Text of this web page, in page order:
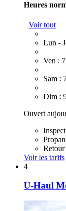
Heures
Voir tout
Lun -
Ven :
Sam :
Dim :
Ouvert
Retour
Voir les tarifs
4
U-Haul